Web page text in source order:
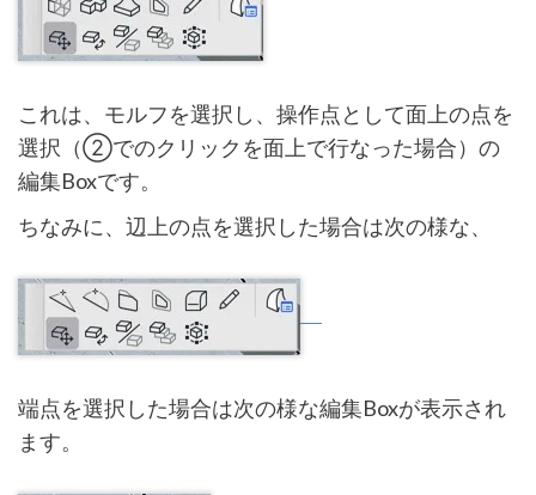
これは、モルフを選択し、操作点として面上の点を
選択（②でのクリックを面上で行なった場合）の
編集Boxです。
ちなみに、辺上の点を選択した場合は次の様な、
端点を選択した場合は次の様な編集Boxが表示され
ます。